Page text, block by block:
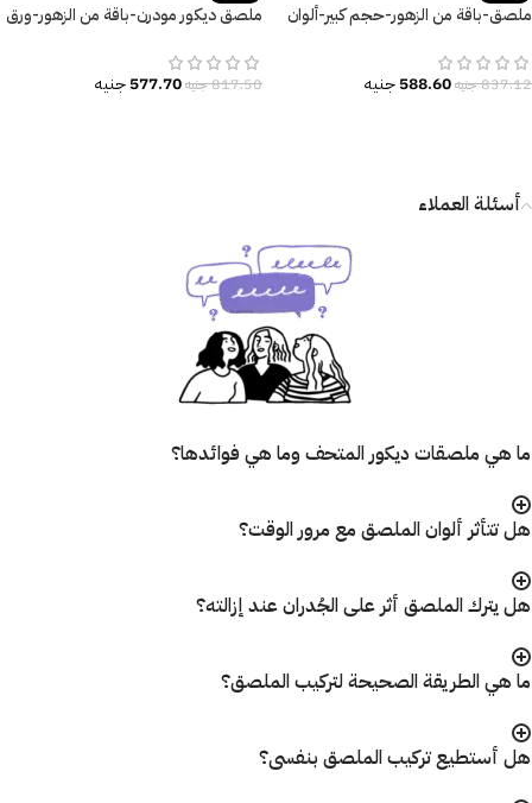
ملصق-باقة من الزهور-حجم كبير-ألوان
837.12جنيه588.60جنيه
ملصق ديكور مودرن-باقة من الزهور-ورق
817.50جنيه577.70جنيه
أسئلة العملاء
ما هي ملصقات ديكور المتحف وما هي فوائدها؟
هل تتأثر ألوان الملصق مع مرور الوقت؟
هل يترك الملصق أثر على الجُدران عند إزالته؟
ما هي الطريقة الصحيحة لتركيب الملصق؟
هل أستطيع تركيب الملصق بنفسى؟